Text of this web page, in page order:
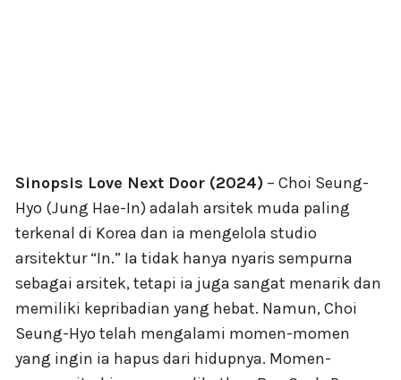
Sinopsis Love Next Door (2024) – Choi Seung-
Hyo (Jung Hae-In) adalah arsitek muda paling
terkenal di Korea dan ia mengelola studio
arsitektur “In.” Ia tidak hanya nyaris sempurna
sebagai arsitek, tetapi ia juga sangat menarik dan
memiliki kepribadian yang hebat. Namun, Choi
Seung-Hyo telah mengalami momen-momen
yang ingin ia hapus dari hidupnya. Momen-